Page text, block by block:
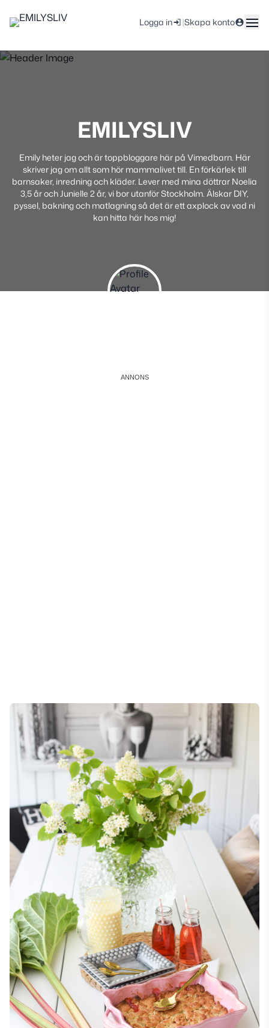
Logga in |Skapa konto
EMILYSLIV
Emily heter jag och är toppbloggare här på Vimedbarn. Här
skriver jag om allt som hör mammalivet till. En förkärlek till
barnsaker, inredning och kläder. Lever med mina döttrar Noelia
3,5 år och Junielle 2 år, vi bor utanför Stockholm. Älskar DIY,
pyssel, bakning och matlagning så det är ett axplock av vad ni
kan hitta här hos mig!